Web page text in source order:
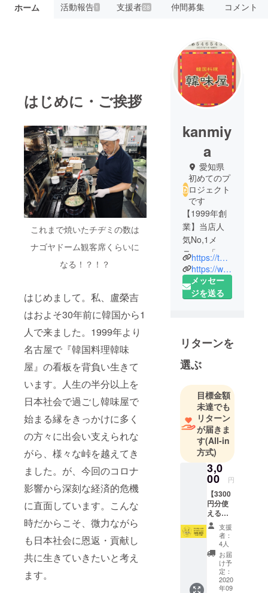
ホーム 活動報告1 支援者28 仲間募集 コメント
はじめに・ご挨拶
これまで焼いたチヂミの数は
ナゴヤドーム観客席くらいに
なる！？！？
はじめまして。私、盧榮吉
はおよそ30年前に韓国から1
人で来ました。1999年より
名古屋で『韓国料理韓味
屋』の看板を背負い生きて
います。人生の半分以上を
日本社会で過ごし韓味屋で
始まる縁をきっかけに多く
の方々に出会い支えられな
がら、様々な峠を越えてき
ました。が、今回のコロナ
影響から深刻な経済的危機
に直面しています。こんな
時だからこそ、微力ながら
も日本社会に恩返・貢献し
共に生きていきたいと考え
ます。
kanmiy
a
愛知県
初めてのプ
ロジェクト
です
【1999年創
業】当店人
気No,1メ
ニュー「韓
味屋チヂ
ミ」をはじ
め、自家製
ギなど、素
材にこだわ
り体にやさ
しい韓国家
庭料理をご
提供。『韓
国国家調理
士免許』を
取得してい
る店主自ら
が腕をふる
う70種類以
上の料理は
どれも絶
品！！！注
文を受けて
から一つ一
つ心を込め
て作りま
https://tabelog.com/aichi/A2301/A230106/23002240/
https://www.youtube.com/channel/UCDbnzvXtELSVXvaa6TTfEzA
メッセー
ジを送る
リターンを
選ぶ
目標金額
未達でも
リターン
が届きま
す(All-in
方式)
3,0
00 円
【3300
円分使
えるの
BUY
LOCAL
nagoya
カー
ド】 ・
店舗で
使える
3300円
支援
者：
4人
お届
け予
定：
2020
年09